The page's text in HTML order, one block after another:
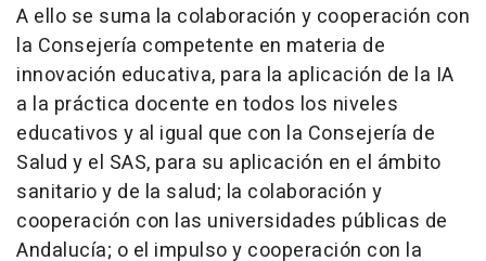
A ello se suma la colaboración y cooperación con
la Consejería competente en materia de
innovación educativa, para la aplicación de la IA
a la práctica docente en todos los niveles
educativos y al igual que con la Consejería de
Salud y el SAS, para su aplicación en el ámbito
sanitario y de la salud; la colaboración y
cooperación con las universidades públicas de
Andalucía; o el impulso y cooperación con la